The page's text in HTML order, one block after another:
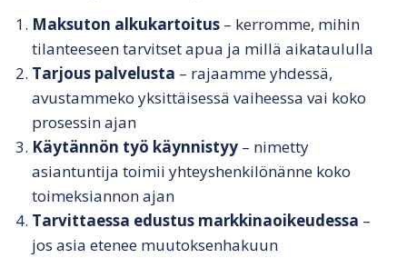
Maksuton alkukartoitus – kerromme, mihin
tilanteeseen tarvitset apua ja millä aikataululla
Tarjous palvelusta – rajaamme yhdessä,
avustammeko yksittäisessä vaiheessa vai koko
prosessin ajan
Käytännön työ käynnistyy – nimetty
asiantuntija toimii yhteyshenkilönänne koko
toimeksiannon ajan
Tarvittaessa edustus markkinaoikeudessa –
jos asia etenee muutoksenhakuun